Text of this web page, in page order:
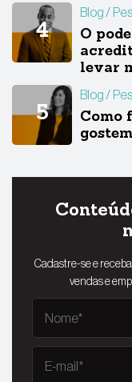
Blog
O
levar
Blog
Como
Cadastre-se e
vendas e